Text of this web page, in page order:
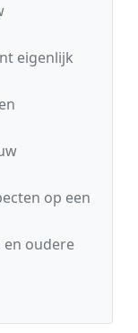
eigenlijk
op een
oudere